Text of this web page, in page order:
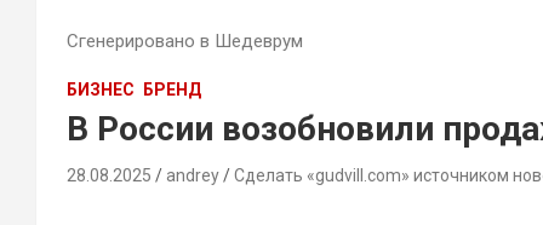
Сгенерировано в Шедеврум
БИЗНЕС БРЕНД
В России возобновили
28.08.2025 andrey Сделать «gudvill.com» источником